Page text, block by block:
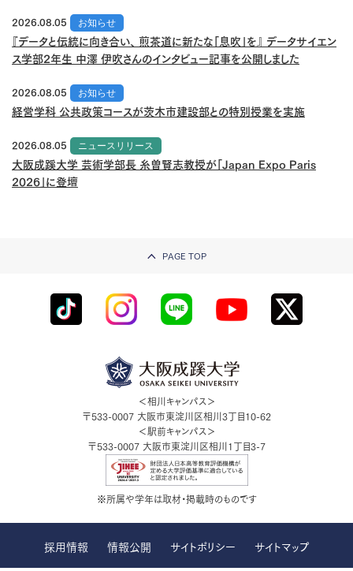
2026.08.05
お知らせ
『データと伝統に向き合い、 煎茶道に新たな「息吹」を』 データサイエン
ス学部2年生 中澤 伊吹さんのインタビュー記事を公開しました
2026.08.05
お知らせ
経営学科 公共政策コースが茨木市建設部との特別授業を実施
2026.08.05
ニュースリリース
大阪成蹊大学 芸術学部長 糸曽賢志教授が「Japan Expo Paris
2026」に登壇
PAGE TOP
＜相川キャンパス＞
〒533-0007 大阪市東淀川区相川3丁目10-62
＜駅前キャンパス＞
〒533-0007 大阪市東淀川区相川1丁目3-7
※所属や学年は取材・掲載時のものです
採用情報 情報公開 サイトポリシー サイトマップ